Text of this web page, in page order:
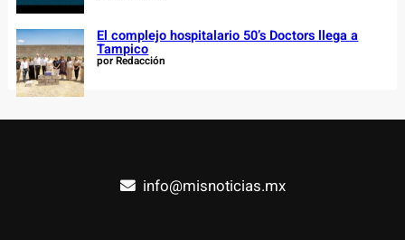
El complejo hospitalario 50’s Doctors llega a
Tampico
por Redacción
info@misnoticias.mx